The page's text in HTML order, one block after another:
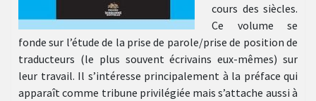
cours des siècles.
Ce volume se
fonde sur l’étude de la prise de parole/prise de position de
traducteurs (le plus souvent écrivains eux-mêmes) sur
leur travail. Il s’intéresse principalement à la préface qui
apparaît comme tribune privilégiée mais s’attache aussi à